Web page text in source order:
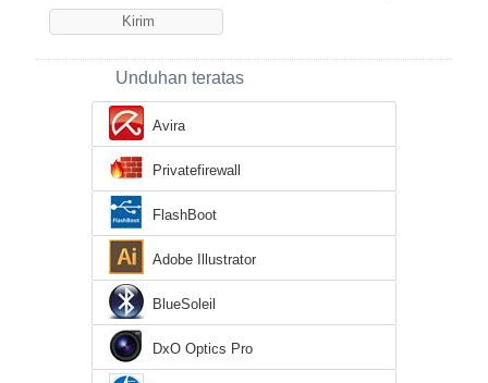
Unduhan teratas
Avira
Privatefirewall
FlashBoot
Adobe Illustrator
BlueSoleil
DxO Optics Pro